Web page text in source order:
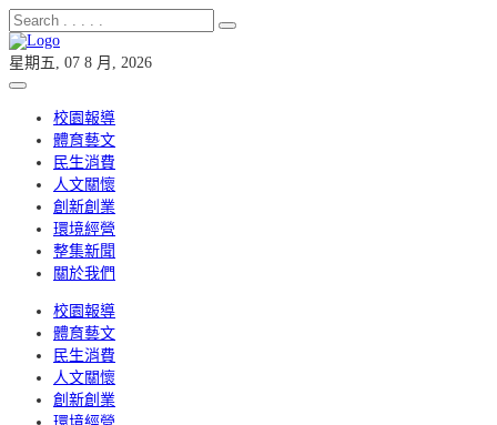
星期五, 07 8 月, 2026
校園報導
體育藝文
民生消費
人文關懷
創新創業
環境經營
整集新聞
關於我們
校園報導
體育藝文
民生消費
人文關懷
創新創業